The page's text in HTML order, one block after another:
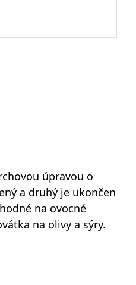
Designové
úpravou o
a druhý je ukončen
na ovocné
na olivy a sýry.